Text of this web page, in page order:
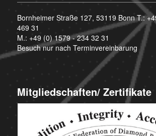
Bornheimer Straße 127, 53119 Bonn T.:
469 31
M.: +49 (0) 1579 - 234 32 31
Besuch nur nach Terminvereinbarung
Mitgliedschaften/ Zertifikate